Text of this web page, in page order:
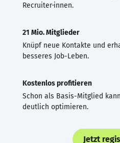
Recruiter·innen.
21 Mio. Mitglieder
Knüpf neue Kontakte und
besseres Job-Leben.
Kostenlos profitieren
Schon als Basis-Mitglied
deutlich optimieren.
Jetzt